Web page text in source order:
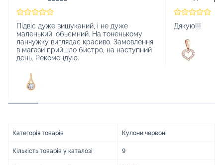
Підвіс дуже вишуканий, і не дуже
маленький, обьємний. На тоненькому
ланчужку виглядає красиво. Замовлення
в магази прийшло бистро, на наступний
день. Рекомендую.
Дякую!!!
Категорія товарів Кулони червоні
Кількість товарів у каталозі 9